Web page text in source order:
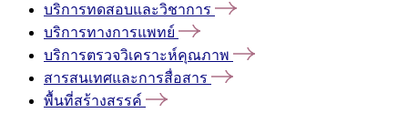
บริการทดสอบและวิชาการ
บริการทางการแพทย์
บริการตรวจวิเคราะห์คุณภาพ
สารสนเทศและการสื่อสาร
พื้นที่สร้างสรรค์